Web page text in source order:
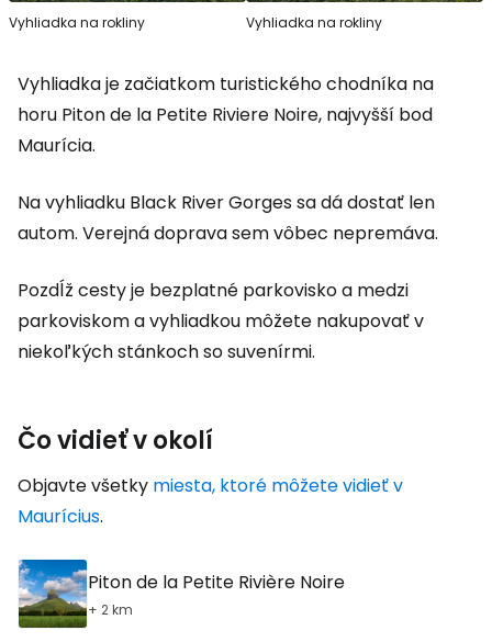
Vyhliadka na rokliny Vyhliadka na rokliny
Vyhliadka je začiatkom turistického chodníka na
horu Piton de la Petite Riviere Noire, najvyšší bod
Maurícia.
Na vyhliadku Black River Gorges sa dá dostať len
autom. Verejná doprava sem vôbec nepremáva.
Pozdĺž cesty je bezplatné parkovisko a medzi
parkoviskom a vyhliadkou môžete nakupovať v
niekoľkých stánkoch so suvenírmi.
Čo vidieť v okolí
Objavte všetky miesta, ktoré môžete vidieť v
Maurícius.
Piton de la Petite Rivière Noire
+ 2 km